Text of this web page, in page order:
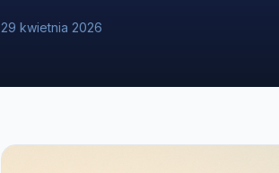
29 kwietnia 2026